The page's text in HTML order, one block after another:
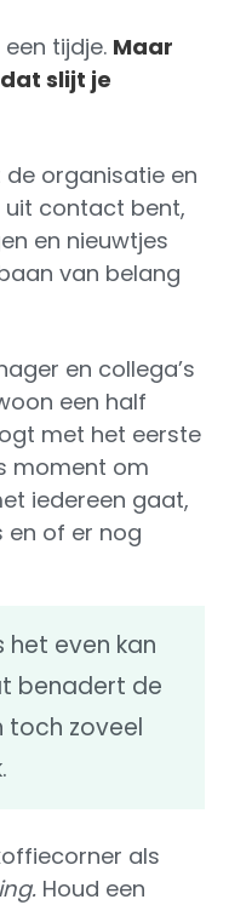
tijdje. Maar
slijt je
organisatie en
uit contact bent,
en nieuwtjes
van belang
en collega’s
een half
met het eerste
moment om
iedereen gaat,
en of er nog
het even kan
benadert de
toch zoveel
als
Houd een